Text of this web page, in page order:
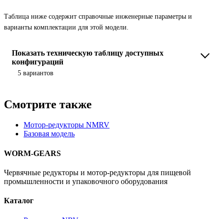
Таблица ниже содержит справочные инженерные параметры и
варианты комплектации для этой модели.
Показать техническую таблицу доступных
конфигураций
5 вариантов
Смотрите также
Мотор-редукторы NMRV
Базовая модель
WORM-GEARS
Червячные редукторы и мотор-редукторы для пищевой
промышленности и упаковочного оборудования
Каталог